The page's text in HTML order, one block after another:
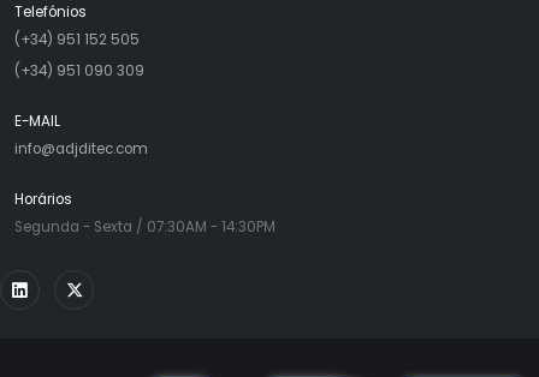
Telefónios
(+34) 951 152 505
(+34) 951 090 309
E-MAIL
info@adjditec.com
Horários
Segunda - Sexta / 07:30AM - 14:30PM